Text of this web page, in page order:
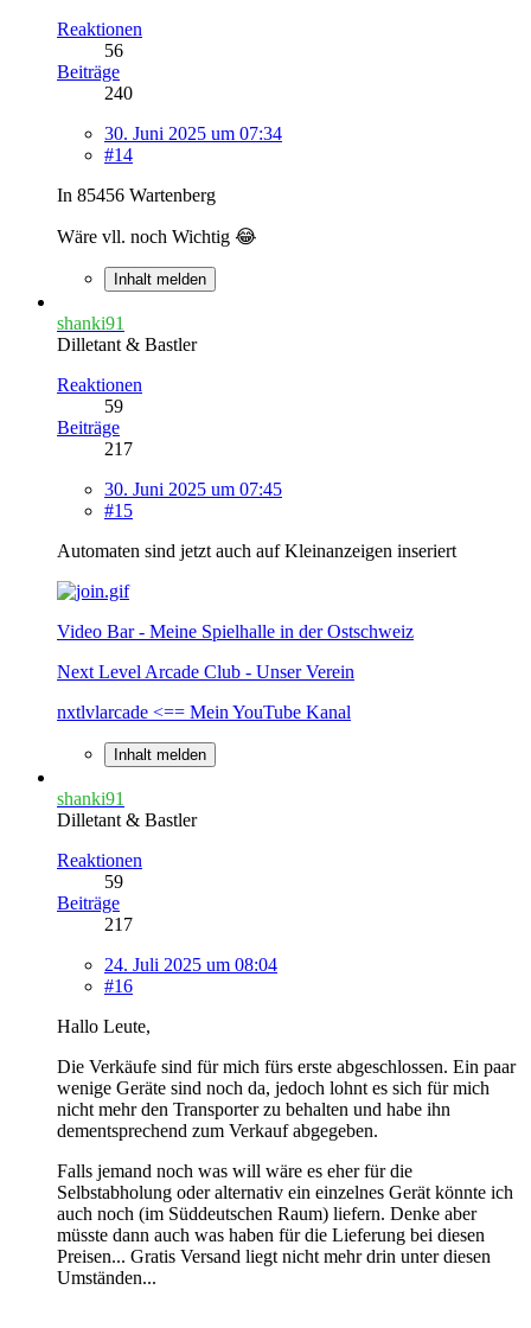
Reaktionen
56
Beiträge
240
30. Juni 2025 um 07:34
#14
In 85456 Wartenberg
Wäre vll. noch Wichtig 😂
Inhalt melden
shanki91
Dilletant & Bastler
Reaktionen
59
Beiträge
217
30. Juni 2025 um 07:45
#15
Automaten sind jetzt auch auf Kleinanzeigen inseriert
Video Bar - Meine Spielhalle in der Ostschweiz
Next Level Arcade Club - Unser Verein
nxtlvlarcade <== Mein YouTube Kanal
Inhalt melden
shanki91
Dilletant & Bastler
Reaktionen
59
Beiträge
217
24. Juli 2025 um 08:04
#16
Hallo Leute,
Die Verkäufe sind für mich fürs erste abgeschlossen. Ein paar
wenige Geräte sind noch da, jedoch lohnt es sich für mich
nicht mehr den Transporter zu behalten und habe ihn
dementsprechend zum Verkauf abgegeben.
Falls jemand noch was will wäre es eher für die
Selbstabholung oder alternativ ein einzelnes Gerät könnte ich
auch noch (im Süddeutschen Raum) liefern. Denke aber
müsste dann auch was haben für die Lieferung bei diesen
Preisen... Gratis Versand liegt nicht mehr drin unter diesen
Umständen...